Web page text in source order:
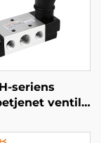
seriens
ventil